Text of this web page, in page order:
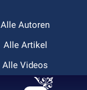
Alle Autoren
Alle Artikel
Alle Videos